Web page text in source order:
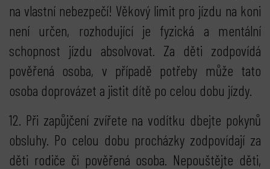
na vlastní nebezpečí! Věkový limit pro jízdu na koni
není určen, rozhodující je fyzická a mentální
schopnost jízdu absolvovat. Za děti zodpovídá
pověřená osoba, v případě potřeby může tato
osoba doprovázet a jistit dítě po celou dobu jízdy.
12. Při zapůjčení zvířete na vodítku dbejte pokynů
obsluhy. Po celou dobu procházky zodpovídají za
děti rodiče či pověřená osoba. Nepouštějte děti,